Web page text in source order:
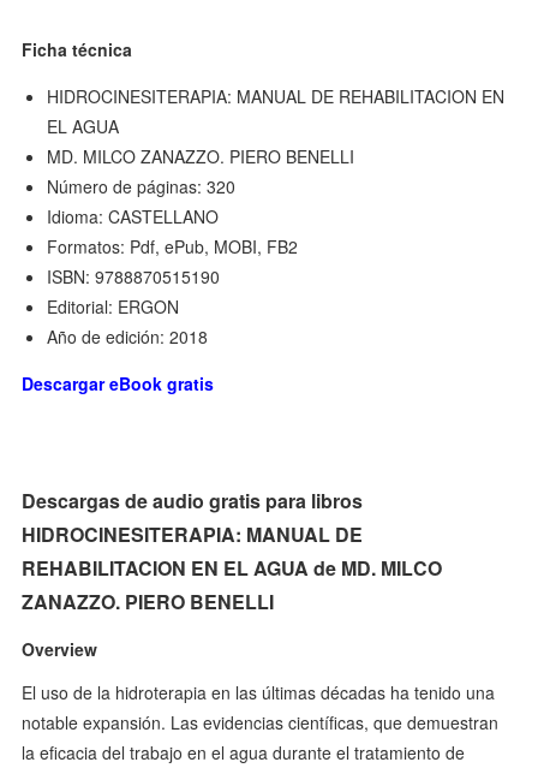
Ficha técnica
HIDROCINESITERAPIA: MANUAL DE REHABILITACION EN
EL AGUA
MD. MILCO ZANAZZO. PIERO BENELLI
Número de páginas: 320
Idioma: CASTELLANO
Formatos: Pdf, ePub, MOBI, FB2
ISBN: 9788870515190
Editorial: ERGON
Año de edición: 2018
Descargar eBook gratis
Descargas de audio gratis para libros
HIDROCINESITERAPIA: MANUAL DE
REHABILITACION EN EL AGUA de MD. MILCO
ZANAZZO. PIERO BENELLI
Overview
El uso de la hidroterapia en las últimas décadas ha tenido una
notable expansión. Las evidencias científicas, que demuestran
la eficacia del trabajo en el agua durante el tratamiento de